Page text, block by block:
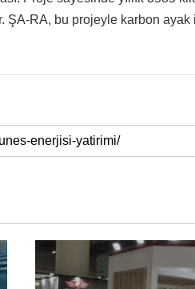
RA, bu projeyle karbon